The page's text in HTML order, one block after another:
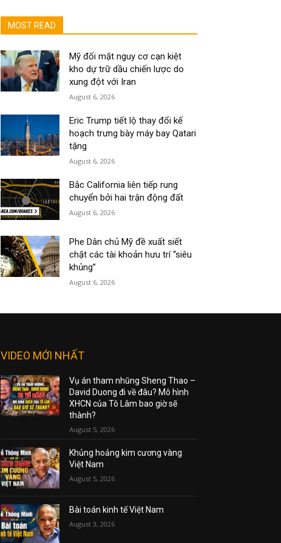
MOST READ
Mỹ đối mặt nguy cơ cạn kiệt
kho dự trữ dầu chiến lược do
xung đột với Iran
August 6, 2026
Eric Trump tiết lộ thay đổi kế
hoạch trưng bày máy bay Qatari
tặng
August 6, 2026
Bắc California liên tiếp rung
chuyển bởi hai trận động đất
August 6, 2026
Phe Dân chủ Mỹ đề xuất siết
chặt các tài khoản hưu trí “siêu
khủng”
August 6, 2026
VIDEO MỚI NHẤT
Vụ án tham nhũng Sheng Thao –
David Duong đi về đâu? Mô hình
XHCN của Tô Lâm bao giờ sẽ
thành?
August 5, 2026
Khủng hoảng kim cương vàng
Việt Nam
August 5, 2026
Bài toán kinh tế Việt Nam
August 3, 2026